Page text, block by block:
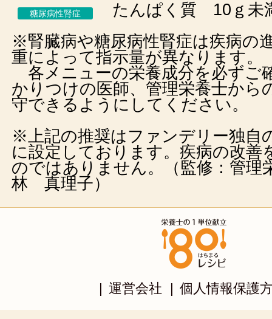
糖尿病性腎症
たんぱく質 10ｇ未
※腎臓病や糖尿病性腎症は疾病の
重によって指示量が異なります。
各メニューの栄養成分を必ずご
かりつけの医師、管理栄養士から
守できるようにしてください。
※上記の推奨はファンデリー独自
に設定しております。疾病の改善
のではありません。（監修：管
林 真理子）
| 運営会社 | 個人情報保護